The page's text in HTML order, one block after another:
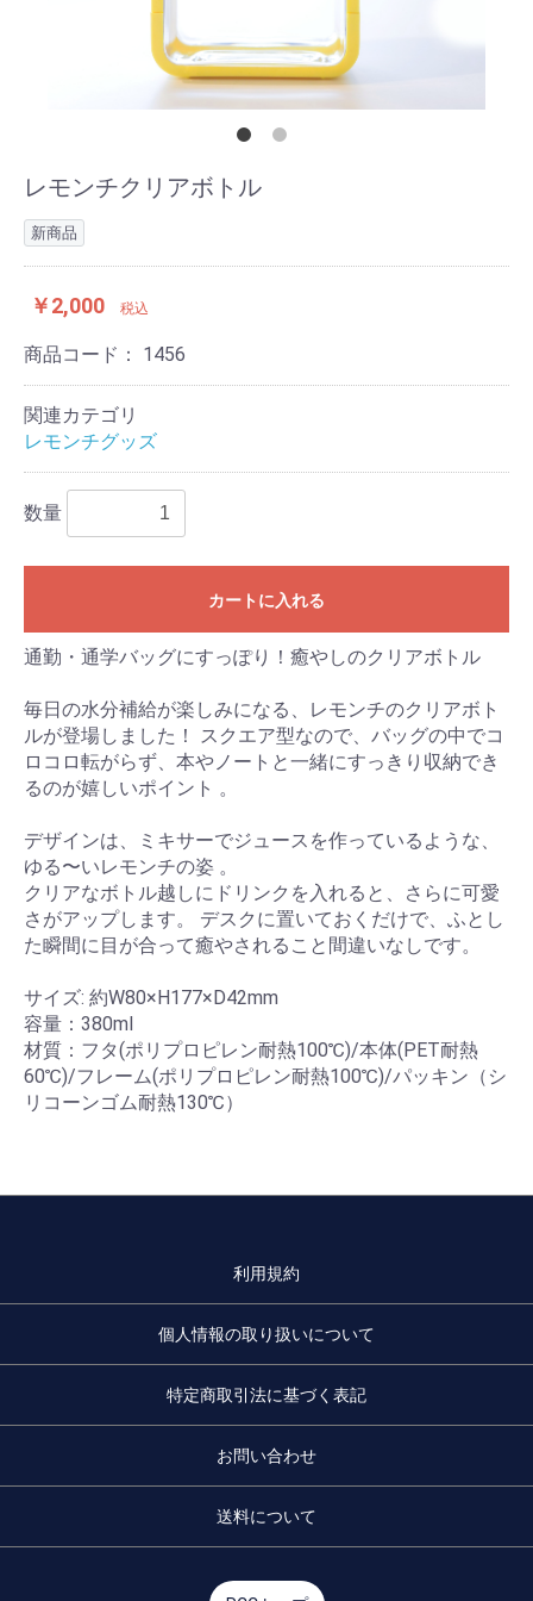
レモンチクリアボトル
新商品
￥2,000 税込
商品コード： 1456
関連カテゴリ
レモンチグッズ
数量
カートに入れる
通勤・通学バッグにすっぽり！癒やしのクリアボトル
毎日の水分補給が楽しみになる、レモンチのクリアボト
ルが登場しました！ スクエア型なので、バッグの中でコ
ロコロ転がらず、本やノートと一緒にすっきり収納でき
るのが嬉しいポイント 。
デザインは、ミキサーでジュースを作っているような、
ゆる〜いレモンチの姿 。
クリアなボトル越しにドリンクを入れると、さらに可愛
さがアップします。 デスクに置いておくだけで、ふとし
た瞬間に目が合って癒やされること間違いなしです。
サイズ: 約W80×H177×D42mm
容量：380ml
材質：フタ(ポリプロピレン耐熱100℃)/本体(PET耐熱
60℃)/フレーム(ポリプロピレン耐熱100℃)/パッキン（シ
リコーンゴム耐熱130℃）
利用規約
個人情報の取り扱いについて
特定商取引法に基づく表記
お問い合わせ
送料について